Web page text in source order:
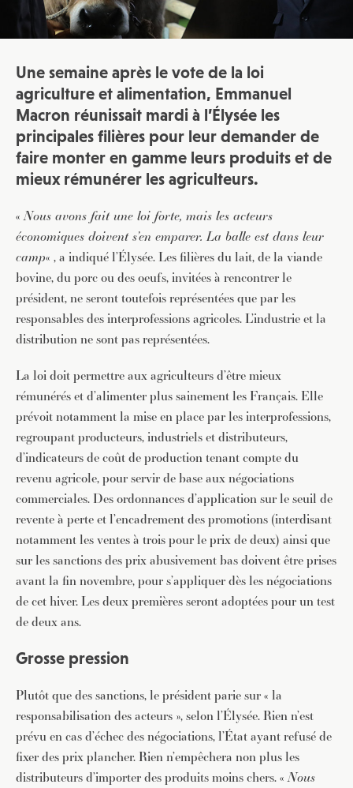
Une semaine après le vote de la loi
agriculture et alimentation, Emmanuel
Macron réunissait mardi à l’Élysée les
principales filières pour leur demander de
faire monter en gamme leurs produits et de
mieux rémunérer les agriculteurs.
«Nous avons fait une loi forte, mais les acteurs
économiques doivent s’en emparer. La balle est dans leur
camp« , a indiqué l’Élysée. Les filières du lait, de la viande
bovine, du porc ou des oeufs, invitées à rencontrer le
président, ne seront toutefois représentées que par les
responsables des interprofessions agricoles. L’industrie et la
distribution ne sont pas représentées.
La loi doit permettre aux agriculteurs d’être mieux
rémunérés et d’alimenter plus sainement les Français. Elle
prévoit notamment la mise en place par les interprofessions,
regroupant producteurs, industriels et distributeurs,
d’indicateurs de coût de production tenant compte du
revenu agricole, pour servir de base aux négociations
commerciales. Des ordonnances d’application sur le seuil de
revente à perte et l’encadrement des promotions (interdisant
notamment les ventes à trois pour le prix de deux) ainsi que
sur les sanctions des prix abusivement bas doivent être prises
avant la fin novembre, pour s’appliquer dès les négociations
de cet hiver. Les deux premières seront adoptées pour un test
de deux ans.
Grosse pression
Plutôt que des sanctions, le président parie sur « la
responsabilisation des acteurs », selon l’Élysée. Rien n’est
prévu en cas d’échec des négociations, l’État ayant refusé de
fixer des prix plancher. Rien n’empêchera non plus les
distributeurs d’importer des produits moins chers. «Nous